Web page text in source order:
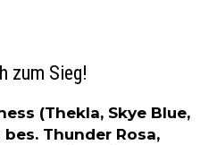
zum Sieg!
(Thekla, Skye Blue,
Thunder Rosa,